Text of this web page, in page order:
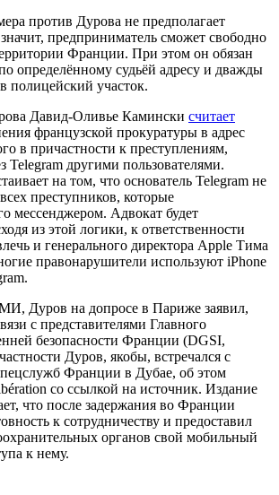
против Дурова не предполагает
предприниматель сможет свободно
Франции. При этом он обязан
определённому судьёй адресу и дважды
полицейский участок.
Давид-Оливье Камински считает
французской прокуратуры в адрес
в причастности к преступлениям,
Telegram другими пользователями.
на том, что основатель Telegram не
преступников, которые
мессенджером. Адвокат будет
из этой логики, к ответственности
и генерального директора Apple Тима
правонарушители используют iPhone
Дуров на допросе в Париже заявил,
с представителями Главного
безопасности Франции (DGSI,
Дуров, якобы, встречался с
Франции в Дубае, об этом
со ссылкой на источник. Издание
что после задержания во Франции
к сотрудничеству и предоставил
органов свой мобильный
к нему.